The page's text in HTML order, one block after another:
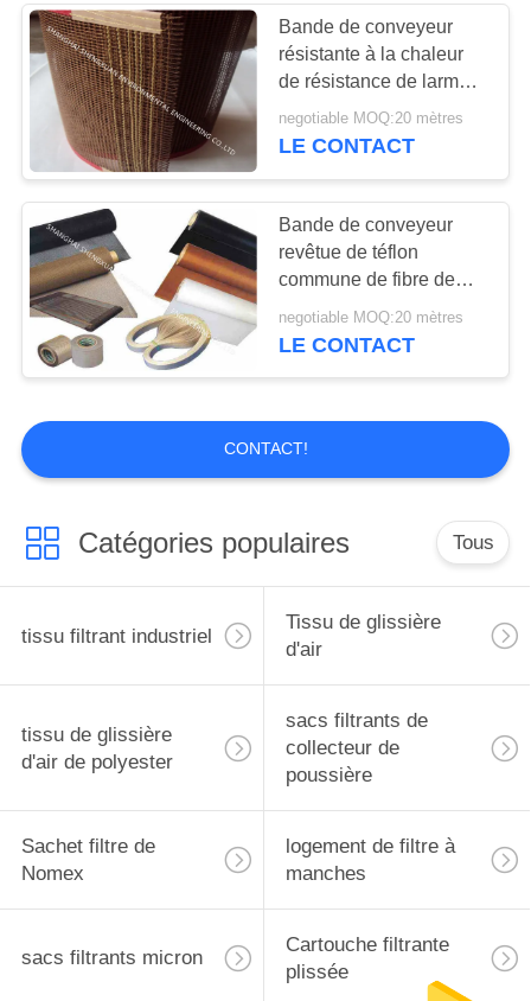
Bande de conveyeur
résistante à la chaleur
de résistance de larme
pour des industries de
séchage de produit
negotiable MOQ:20 mètres
LE CONTACT
Bande de conveyeur
revêtue de téflon
commune de fibre de
verre de Bullnose pour
la machine d'impression
negotiable MOQ:20 mètres
LE CONTACT
CONTACT!
Catégories populaires Tous
tissu filtrant industriel
Tissu de glissière
d'air
tissu de glissière
d'air de polyester
sacs filtrants de
collecteur de
poussière
Sachet filtre de
Nomex
logement de filtre à
manches
sacs filtrants micron
Cartouche filtrante
plissée